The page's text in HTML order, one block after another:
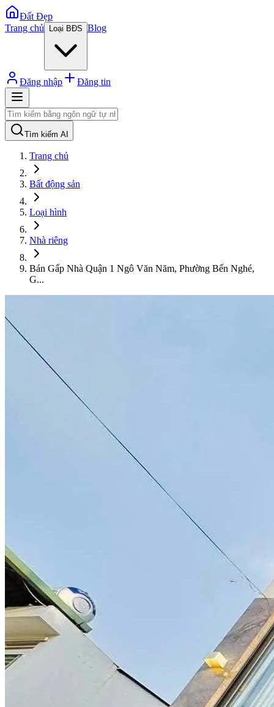
Đất Đẹp
Trang chủ
Loại BĐS Blog
Đăng nhập Đăng tin
Tìm kiếm AI
Trang chủ
Bất động sản
Loại hình
Nhà riêng
Bán Gấp Nhà Quận 1 Ngô Văn Năm, Phường Bến Nghé,
G...